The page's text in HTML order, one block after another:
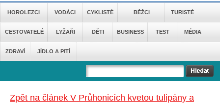
HOROLEZCI VODÁCI CYKLISTÉ BĚŽCI TURISTÉ
CESTOVATELÉ LYŽAŘI DĚTI BUSINESS TEST MÉDIA
ZDRAVÍ JÍDLO A PITÍ
Zpět na článek V Průhonicích kvetou tulipány a